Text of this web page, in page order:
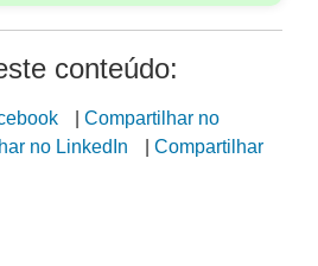
conteúdo:
Compartilhar no
no LinkedIn
Compartilhar